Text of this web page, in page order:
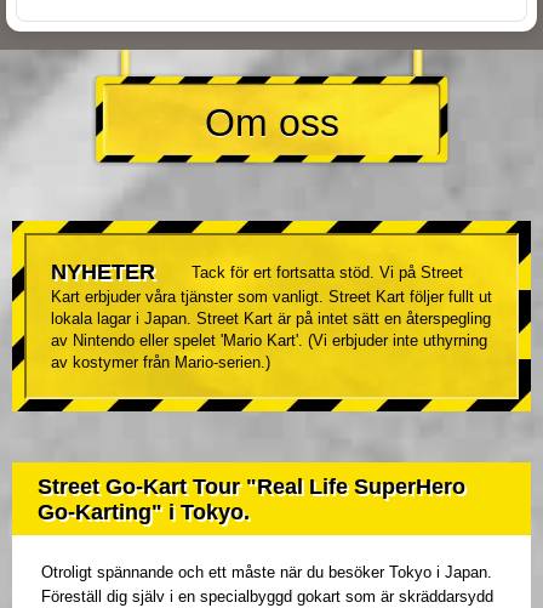
Om oss
NYHETER
Tack för ert fortsatta stöd. Vi på Street
Kart erbjuder våra tjänster som vanligt. Street Kart följer fullt ut
lokala lagar i Japan. Street Kart är på intet sätt en återspegling
av Nintendo eller spelet 'Mario Kart'. (Vi erbjuder inte uthyrning
av kostymer från Mario-serien.)
Street Go-Kart Tour "Real Life SuperHero
Go-Karting" i Tokyo.
Otroligt spännande och ett måste när du besöker Tokyo i Japan.
Föreställ dig själv i en specialbyggd gokart som är skräddarsydd